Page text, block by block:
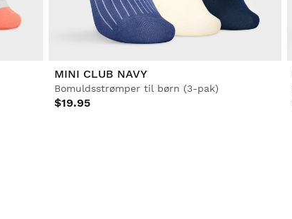
MINI CLUB NAVY
Bomuldsstrømper til børn (3-pak)
$19.95